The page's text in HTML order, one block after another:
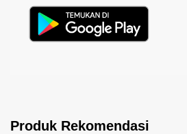
Produk Rekomendasi